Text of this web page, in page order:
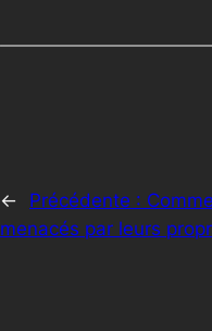
← Précédente :
menacés par leurs